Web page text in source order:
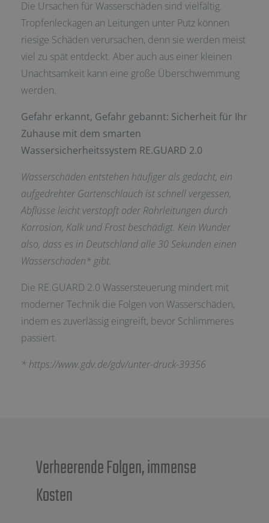
Die Ursachen für Wasserschäden sind vielfältig.
Tropfenleckagen an Leitungen unter Putz können
riesige Schäden verursachen, denn sie werden meist
viel zu spät entdeckt. Aber auch aus einer kleinen
Unachtsamkeit kann eine große Überschwemmung
werden.
Gefahr erkannt, Gefahr gebannt: Sicherheit für Ihr
Zuhause mit dem smarten
Wassersicherheitssystem RE.GUARD 2.0
Wasserschäden entstehen häufiger als gedacht, ein
aufgedrehter Gartenschlauch ist schnell vergessen,
Abflüsse leicht verstopft oder Rohrleitungen durch
Korrosion, Kalk und Frost beschädigt. Kein Wunder
also, dass es in Deutschland alle 30 Sekunden einen
Wasserschaden* gibt.
Die RE.GUARD 2.0 Wassersteuerung mindert mit
moderner Technik die Folgen von Wasserschäden,
indem es zuverlässig eingreift, bevor Schlimmeres
passiert.
*https://www.gdv.de/gdv/unter-druck-39356
Verheerende Folgen, immense
Kosten